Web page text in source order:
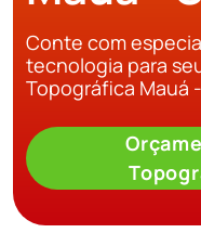
Conte com
tecnologia para
Topográfica Mauá